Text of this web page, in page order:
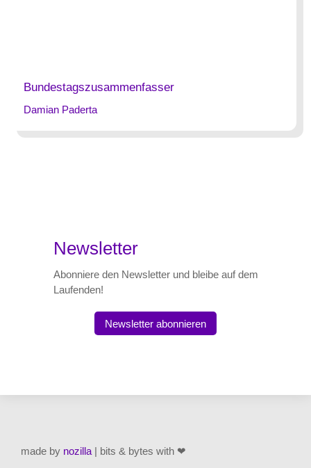
Bundestagszusammenfasser
Damian Paderta
Newsletter
Abonniere den Newsletter und bleibe auf dem
Laufenden!
Newsletter abonnieren
made by nozilla | bits & bytes with ❤